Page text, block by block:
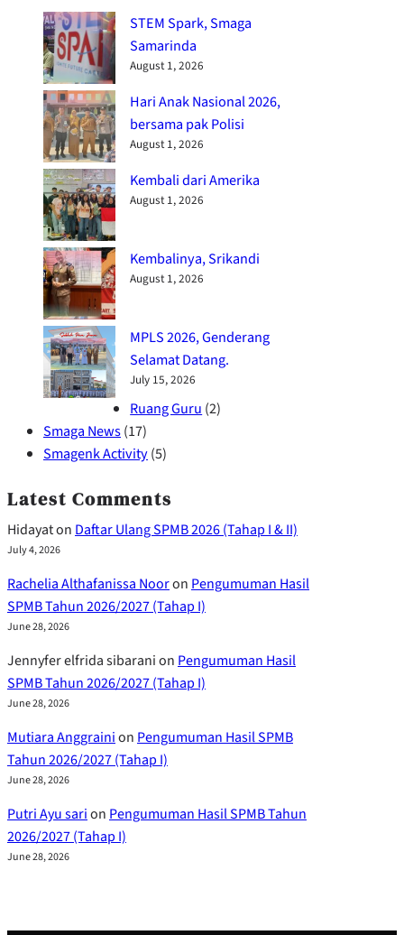
STEM Spark, Smaga
Samarinda
August 1, 2026
Hari Anak Nasional 2026,
bersama pak Polisi
August 1, 2026
Kembali dari Amerika
August 1, 2026
Kembalinya, Srikandi
August 1, 2026
MPLS 2026, Genderang
Selamat Datang.
July 15, 2026
Ruang Guru (2)
Smaga News(17)
Smagenk Activity(5)
Latest Comments
Hidayaton Daftar Ulang SPMB 2026 (Tahap I & II)
July 4, 2026
Rachelia Althafanissa Nooron Pengumuman Hasil
SPMB Tahun 2026/2027 (Tahap I)
June 28, 2026
Jennyfer elfrida sibaranion Pengumuman Hasil
SPMB Tahun 2026/2027 (Tahap I)
June 28, 2026
Mutiara Anggrainion Pengumuman Hasil SPMB
Tahun 2026/2027 (Tahap I)
June 28, 2026
Putri Ayu sarion Pengumuman Hasil SPMB Tahun
2026/2027 (Tahap I)
June 28, 2026